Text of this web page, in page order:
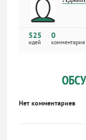
525
идей
0
комментария
Нет комментариев